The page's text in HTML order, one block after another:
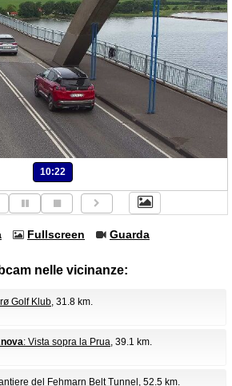
10:22
Fullscreen Guarda
nelle vicinanze:
Golf Klub, 31.8 km.
: Vista sopra la Prua, 39.1 km.
del Fehmarn Belt Tunnel , 52.5 km.